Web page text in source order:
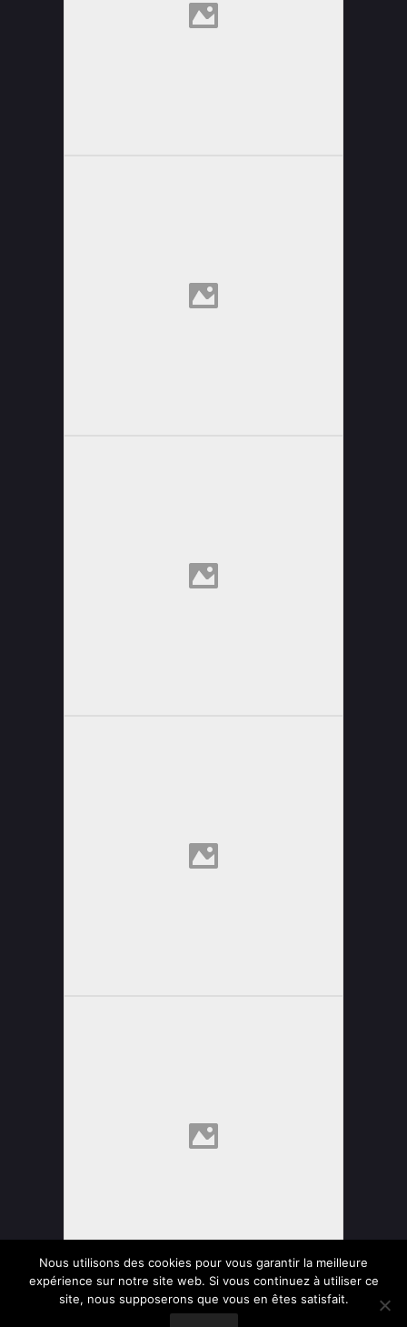
Nous utilisons des cookies pour vous garantir la meilleure
expérience sur notre site web. Si vous continuez à utiliser ce
site, nous supposerons que vous en êtes satisfait.